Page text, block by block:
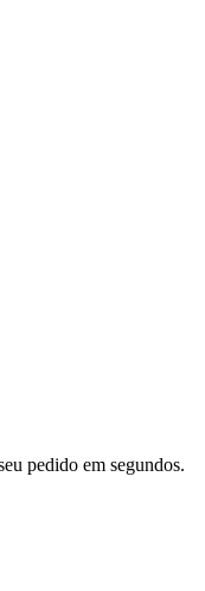
pedido em segundos.